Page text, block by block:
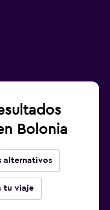
Bolonia
alternativos
tu viaje